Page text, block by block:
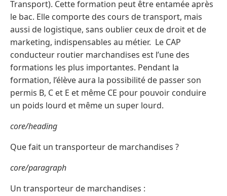
Transport). Cette formation peut être entamée après
le bac. Elle comporte des cours de transport, mais
aussi de logistique, sans oublier ceux de droit et de
marketing, indispensables au métier. Le CAP
conducteur routier marchandises est l’une des
formations les plus importantes. Pendant la
formation, l’élève aura la possibilité de passer son
permis B, C et E et même CE pour pouvoir conduire
un poids lourd et même un super lourd.
core/heading
Que fait un transporteur de marchandises ?
core/paragraph
Un transporteur de marchandises :